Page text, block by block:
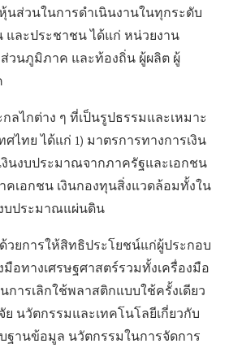
นส่วนในการดำเนินงานในทุกระดับ
และประชาชน ได้แก่ หน่วยงาน
วนภูมิภาค และท้องถิ่น ผู้ผลิต ผู้
ลไกต่าง ๆ ที่เป็นรูปธรรมและเหมาะ
ไทย ได้แก่ 1) มาตรการทางการเงิน
งินงบประมาณจากภาครัฐและเอกชน
คเอกชน เงินกองทุนสิ่งแวดล้อมทั้งใน
บประมาณแผ่นดิน
ด้วยการให้สิทธิประโยชน์แก่ผู้ประกอบ
มือทางเศรษฐศาสตร์รวมทั้งเครื่องมือ
ารเลิกใช้พลาสติกแบบใช้ครั้งเดียว
นวัตกรรมและเทคโนโลยีเกี่ยวกับ
ฐานข้อมูล นวัตกรรมในการจัดการ